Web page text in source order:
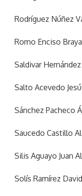
Rodríguez Núñez
Romo Enciso
Saldivar
Salto Acevedo
Sánchez Pacheco
Saucedo Castillo
Silis Aguayo Juan
Solís Ramírez